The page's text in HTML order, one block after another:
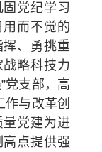
党纪学习
而不觉的
、勇挑重
略科技力
党支部，高
作与改革创
党建为进
点提供强